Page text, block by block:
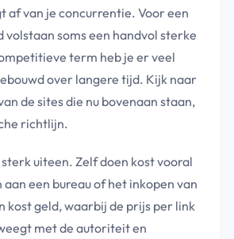
af van je concurrentie. Voor een
volstaan soms een handvol sterke
term heb je er veel
over langere tijd. Kijk naar
de sites die nu bovenaan staan,
richtlijn.
uiteen. Zelf doen kost vooral
een bureau of het inkopen van
kost geld, waarbij de prijs per link
met de autoriteit en